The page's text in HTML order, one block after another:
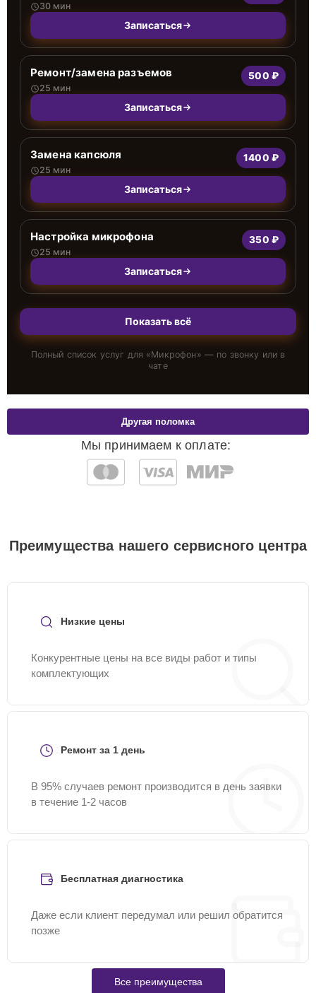
30 мин
Записаться
Ремонт/замена разъемов
25 мин
500 ₽
Записаться
Замена капсюля
25 мин
1400 ₽
Записаться
Настройка микрофона
25 мин
350 ₽
Записаться
Показать всё
Полный список услуг для «Микрофон» — по звонку или в
чате
Мы принимаем к оплате:
Другая поломка
Преимущества нашего сервисного центра
Низкие цены
Конкурентные цены на все виды работ и типы
комплектующих
Ремонт за 1 день
В 95% случаев ремонт производится в день заявки
в течение 1-2 часов
Бесплатная диагностика
Даже если клиент передумал или решил обратится
позже
Все преимущества